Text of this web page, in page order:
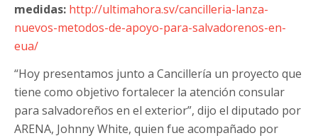
medidas: http://ultimahora.sv/cancilleria-lanza-
nuevos-metodos-de-apoyo-para-salvadorenos-en-
eua/
“Hoy presentamos junto a Cancillería un proyecto que
tiene como objetivo fortalecer la atención consular
para salvadoreños en el exterior”, dijo el diputado por
ARENA, Johnny White, quien fue acompañado por